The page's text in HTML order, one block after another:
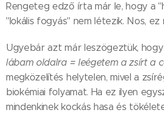
Rengeteg edző írta már le, hogy a
"lokális fogyás" nem létezik. Nos, ez
Ugyebár azt már leszögeztük,
lábam oldalra = leégetem a zsírt a
megközelítés helytelen, mivel a
biokémiai folyamat. Ha ez ilyen
mindenkinek kockás hasa és